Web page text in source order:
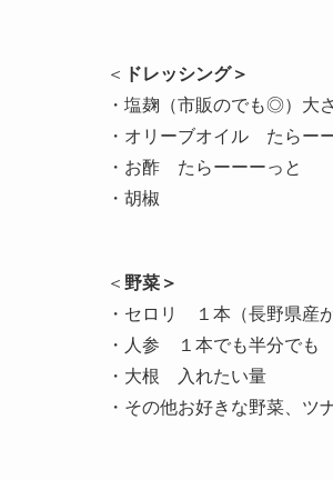
＜
ドレッシング＞
・塩麹（市販のでも◎）大
・オリーブオイル　たらー
・お酢　たらーーーっと
・胡椒
＜ 野菜＞
・セロリ　１本（長野県産
・人参　１本でも半分でも
・大根　入れたい量
・その他お好きな野菜、ツ